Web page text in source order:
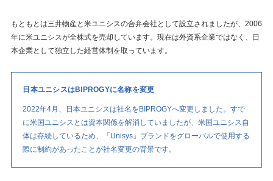
もともとは三井物産と米ユニシスの合弁会社として設立されましたが、2006
年に米ユニシスが全株式を売却しています。現在は外資系企業ではなく、日
本企業として独立した経営体制を取っています。
日本ユニシスはBIPROGYに名称を変更
2022年4月、日本ユニシスは社名をBIPROGYへ変更しました。すで
に米国ユニシスとは資本関係を解消していましたが、米国ユニシス自
体は存続しているため、「Unisys」ブランドをグローバルで使用する
際に制約があったことが社名変更の背景です。